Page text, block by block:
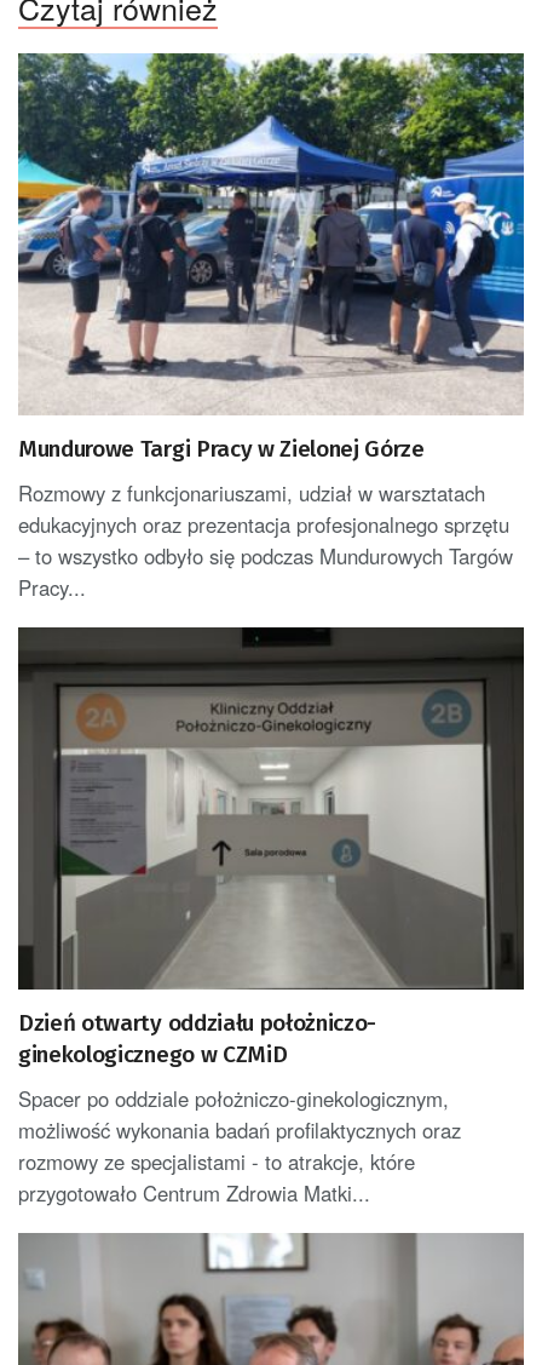
Mundurowe Targi Pracy w Zielonej Górze
Rozmowy z funkcjonariuszami, udział w warsztatach
edukacyjnych oraz prezentacja profesjonalnego sprzętu
– to wszystko odbyło się podczas Mundurowych Targów
Pracy...
Dzień otwarty oddziału położniczo-
ginekologicznego w CZMiD
Spacer po oddziale położniczo-ginekologicznym,
możliwość wykonania badań profilaktycznych oraz
rozmowy ze specjalistami - to atrakcje, które
przygotowało Centrum Zdrowia Matki...